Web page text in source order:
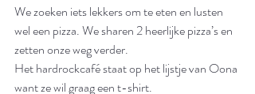
We zoeken iets lekkers om te eten en lusten
wel een pizza. We sharen 2 heerlijke pizza’s en
zetten onze weg verder.
Het hardrockcafé staat op het lijstje van Oona
want ze wil graag een t-shirt.